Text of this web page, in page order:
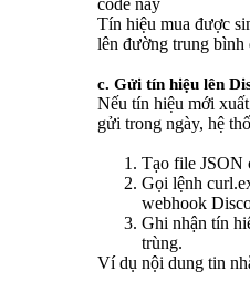
code này
Tín hiệu mua được
lên đường trung
c. Gửi tín hiệu lên
Nếu tín hiệu mới
gửi trong ngày, hệ
Tạo file JSON
Gọi lệnh
webhook
Ghi nhận tín
trùng.
Ví dụ nội dung tin